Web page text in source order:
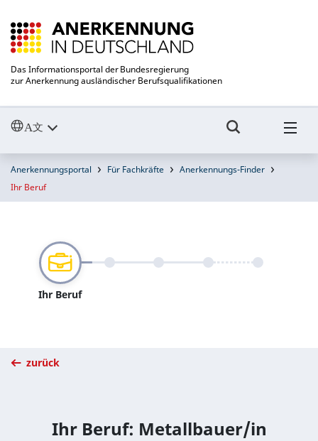
Das Informationsportal der Bundesregierung
zur Anerkennung ausländischer Berufsqualifikationen
Anerkennungsportal Für Fachkräfte
Anerkennungs-Finder
Ihr Beruf
Ihr Beruf
zurück
Ihr Beruf: Metallbauer/in